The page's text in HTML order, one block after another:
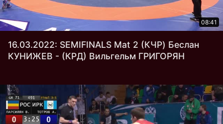
08:41
16.03.2022: SEMIFINALS Mat 2 (КЧР) Беслан
КУНИЖЕВ - (КРД) Вильгельм ГРИГОРЯН